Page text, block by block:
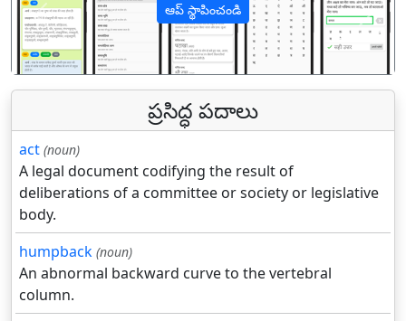
ఆప్ స్థాపించండి
पिछला
ప్రసిద్ధ పదాలు
act (noun)
A legal document codifying the result of
deliberations of a committee or society or legislative
body.
humpback (noun)
An abnormal backward curve to the vertebral
column.